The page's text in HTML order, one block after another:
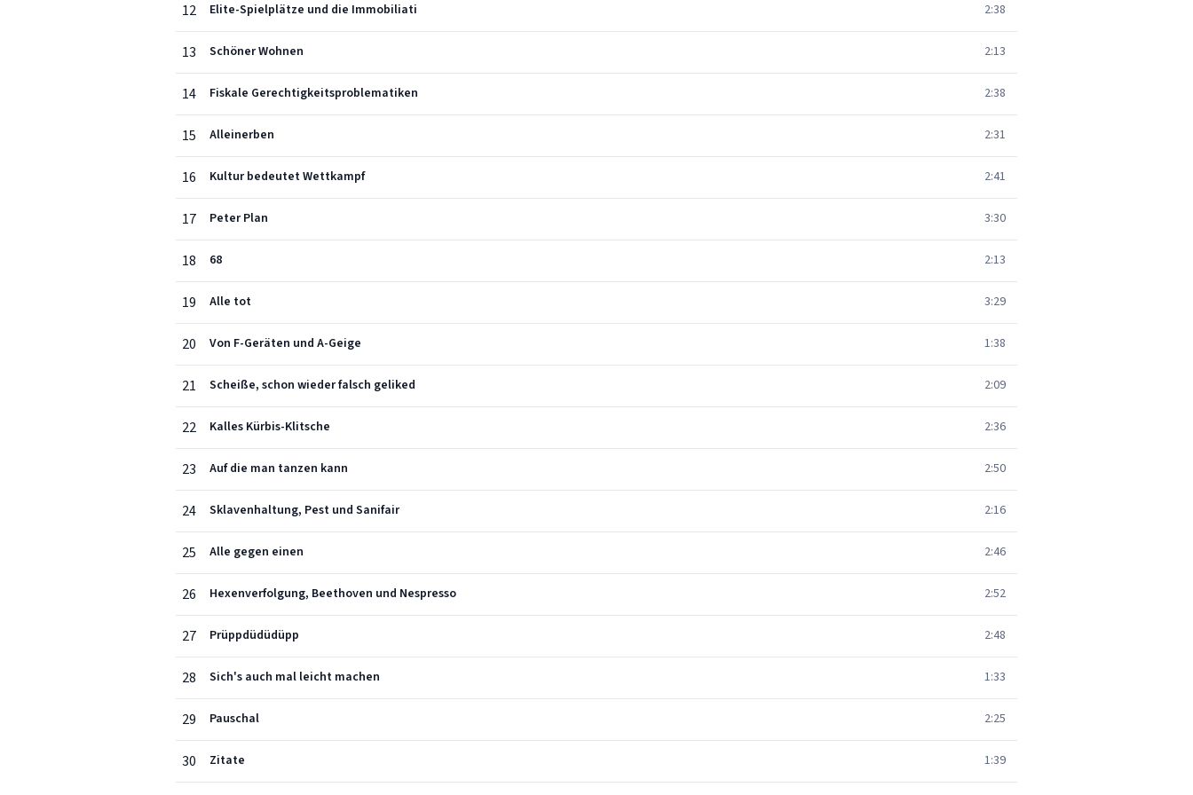
12 Elite-Spielplätze und die Immobiliati 2:38
13 Schöner Wohnen 2:13
14 Fiskale Gerechtigkeitsproblematiken 2:38
15 Alleinerben 2:31
16 Kultur bedeutet Wettkampf 2:41
17 Peter Plan 3:30
18 68 2:13
19 Alle tot 3:29
20 Von F-Geräten und A-Geige 1:38
21 Scheiße, schon wieder falsch geliked 2:09
22 Kalles Kürbis-Klitsche 2:36
23 Auf die man tanzen kann 2:50
24 Sklavenhaltung, Pest und Sanifair 2:16
25 Alle gegen einen 2:46
26 Hexenverfolgung, Beethoven und Nespresso 2:52
27 Prüppdüdüdüpp 2:48
28 Sich's auch mal leicht machen 1:33
29 Pauschal 2:25
30 Zitate 1:39